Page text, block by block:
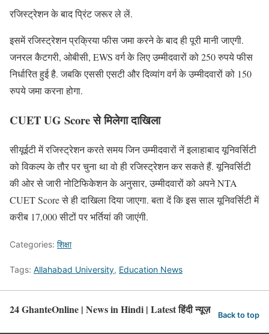
रजिस्ट्रेशन के बाद प्रिंट जरूर ले लें.
इसमें रजिस्ट्रेशन प्रक्रिया फीस जमा करने के बाद ही पूरी मानी जाएगी.
जनरल कैटगरी, ओबीसी, EWS वर्ग के लिए उम्मीदवारों को 250 रुपये फीस
निर्धारित हुई है. जबकि एससी एसटी और दिव्यांग वर्ग के उम्मीदवारों को 150
रुपये जमा करना होगा.
CUET UG Score से मिलेगा दाखिला
सीयूईटी में रजिस्ट्रेशन करते समय जिन उम्मीदवारों नें इलाहाबाद यूनिवर्सिटी
को विकल्प के तौर पर चुना था वो ही रजिस्ट्रेशन कर सकते हैं. यूनिवर्सिटी
की ओर से जारी नोटिफिकेशन के अनुसार, उम्मीदवारों को अपने NTA
CUET Score से ही दाखिला दिया जाएगा. बता दें कि इस साल यूनिवर्सिटी में
करीब 17,000 सीटों पर भर्तियां की जाएंगी.
Categories: शिक्षा
Tags: Allahabad University, Education News
24 GhanteOnline | News in Hindi | Latest हिंदी न्यूज़ Back to top